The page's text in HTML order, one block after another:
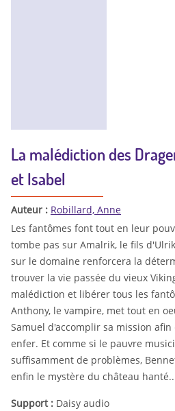
La malédiction des
et Isabel
Auteur : Robillard, Anne
Les fantômes font tout en leur
tombe pas sur Amalrik, le fils
sur le domaine renforcera la
trouver la vie passée du vieux
malédiction et libérer tous les
Anthony, le vampire, met tout en
Samuel d'accomplir sa mission
enfer. Et comme si le pauvre
suffisamment de problèmes,
enfin le mystère du château
Support : Daisy audio